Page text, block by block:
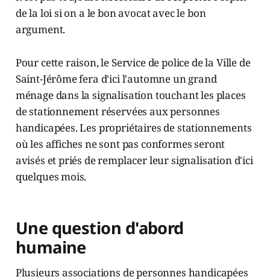
de la loi si on a le bon avocat avec le bon
argument.
Pour cette raison, le Service de police de la Ville de
Saint-Jérôme fera d'ici l'automne un grand
ménage dans la signalisation touchant les places
de stationnement réservées aux personnes
handicapées. Les propriétaires de stationnements
où les affiches ne sont pas conformes seront
avisés et priés de remplacer leur signalisation d'ici
quelques mois.
Une question d'abord
humaine
Plusieurs associations de personnes handicapées